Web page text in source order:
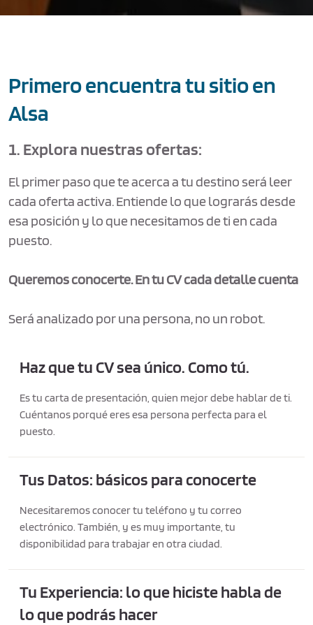
Primero encuentra tu sitio en
Alsa
1. Explora nuestras ofertas:
El primer paso que te acerca a tu destino será leer
cada oferta activa. Entiende lo que lograrás desde
esa posición y lo que necesitamos de ti en cada
puesto.
Queremos conocerte. En tu CV cada detalle cuenta
Será analizado por una persona, no un robot.
Haz que tu CV sea único. Como tú.
Es tu carta de presentación, quien mejor debe hablar de ti.
Cuéntanos porqué eres esa persona perfecta para el
puesto.
Tus Datos: básicos para conocerte
Necesitaremos conocer tu teléfono y tu correo
electrónico. También, y es muy importante, tu
disponibilidad para trabajar en otra ciudad.
Tu Experiencia: lo que hiciste habla de
lo que podrás hacer